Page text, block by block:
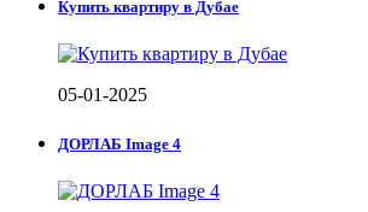
Купить квартиру в Дубае
05-01-2025
ДОРЛАБ Image 4